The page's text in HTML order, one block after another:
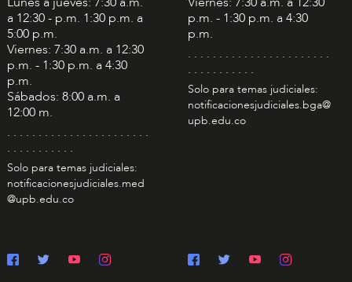
a 12:30 - p.m. 1:30 p.m. a
5:00 p.m.
Viernes: 7:30 a.m. a 12:30
p.m. - 1:30 p.m. a 4:30
p.m.
Sábados: 8:00 a.m. a
12:00 m.
. . . . . . . . . . . . . . . . . . . . . . .
. . . . . . . . . . .
Solo para temas judiciales:
notificacionesjudiciales.med
@upb.edu.co
p.m. - 1:30 p.m. a 4:30
p.m.
. . . . . . . . . . . . . . . . . . . . . . .
. . . . . . . . . . .
Solo para temas judiciales:
notificacionesjudiciales.bga@
upb.edu.co